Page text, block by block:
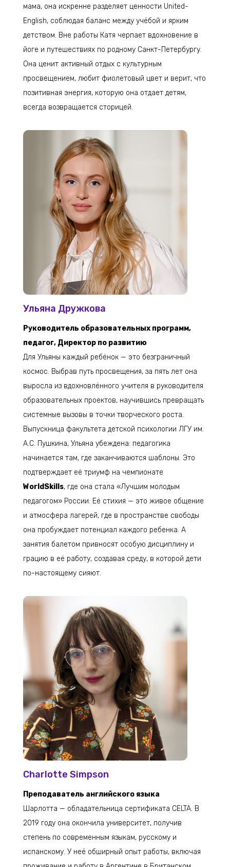
мама, она искренне разделяет ценности United-
English, соблюдая баланс между учёбой и ярким
детством. Вне работы Катя черпает вдохновение в
йоге и путешествиях по родному Санкт-Петербургу.
Она ценит активный отдых с культурным
просвещением, любит фиолетовый цвет и верит, что
позитивная энергия, которую она отдает детям,
всегда возвращается сторицей.
Ульяна Дружкова
Руководитель образовательных программ,
педагог, Директор по развитию
Для Ульяны каждый ребёнок — это безграничный
космос. Выбрав путь просвещения, за пять лет она
выросла из вдохновлённого учителя в руководителя
образовательных проектов, научившись превращать
системные вызовы в точки творческого роста.
Выпускница факультета детской психологии ЛГУ им.
А.С. Пушкина, Ульяна убеждена: педагогика
начинается там, где заканчиваются шаблоны. Это
подтверждает её триумф на чемпионате
WorldSkills, где она стала «Лучшим молодым
педагогом» России. Её стихия — это живое общение
и атмосфера лагерей, где в пространстве свободы
она пробуждает потенциал каждого ребенка. А
занятия балетом привносят особую дисциплину и
грацию в её работу, создавая среду, в которой дети
по-настоящему сияют.
Charlotte Simpson
Преподаватель английского языка
Шарлотта — обладательница сертификата CELTA. В
2019 году она окончила университет, получив
степень по современным языкам, русскому и
испанскому. У неё обширный опыт работы, включая